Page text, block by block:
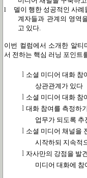
l
델이 행한 성공적인 사
계자들과 관계의 영역
고 있다.
이번 컬럼에서 소개한 알티
서 전하는 핵심 러닝 포인트
l 소셜 미디어 대화 참
상관관계가 있다
l 소셜 미디어 대화 참
l 대화 참여를 측정하
업무가 되도록 추
l 소셜 미디어 채널을
시작하되 지속적
l 자사만의 강점을 발
미디어 대화에 참